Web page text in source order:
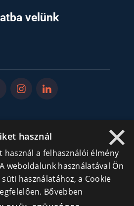
velünk
A feliratkozás
bármikor leiratkozhatsz, ha úgy
×
használ
használ a felhasználói élmény
weboldalunk használatával Ön
használatához, a Cookie
Bővebben